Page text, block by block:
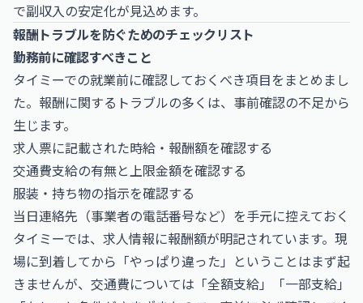
で副収入の安定化が見込めます。
報酬トラブルを防ぐためのチェックリスト
勤務前に確認すべきこと
タイミーでの就業前に確認しておくべき項目をまとめまし
た。報酬に関するトラブルの多くは、事前確認の不足から
生じます。
求人票に記載された時給・報酬額を確認する
交通費支給の有無と上限金額を確認する
服装・持ち物の指示を確認する
当日連絡先（事業者の電話番号など）を手元に控えておく
タイミーでは、求人情報に報酬額が明記されています。現
場に到着してから「やっぱり違った」ということはまず起
きませんが、交通費については「全額支給」「一部支給」